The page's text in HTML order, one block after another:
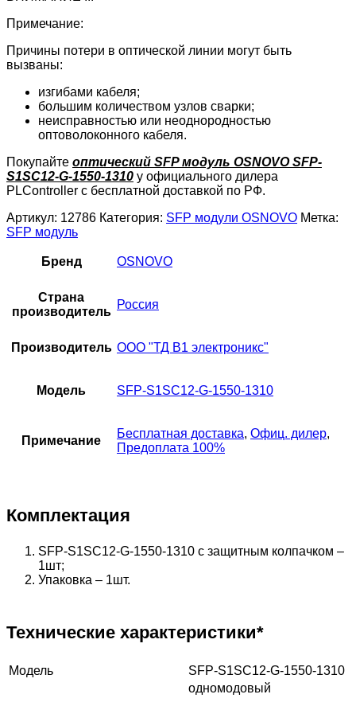
Примечание:
Причины потери в оптической линии могут быть
вызваны:
изгибами кабеля;
большим количеством узлов сварки;
неисправностью или неоднородностью
оптоволоконного кабеля.
Покупайте оптический SFP модуль OSNOVO SFP-
S1SC12-G-1550-1310 у официального дилера
PLController с бесплатной доставкой по РФ.
Артикул: 12786 Категория: SFP модули OSNOVO Метка:
SFP модуль
Бренд OSNOVO
Страна
производитель
Россия
Производитель ООО "ТД В1 электроникс"
Модель SFP-S1SC12-G-1550-1310
Примечание
Бесплатная доставка, Офиц. дилер,
Предоплата 100%
Комплектация
SFP-S1SC12-G-1550-1310 с защитным колпачком –
1шт;
Упаковка – 1шт.
Технические характеристики*
Модель
SFP-S1SC12-G-1550-1310
одномодовый